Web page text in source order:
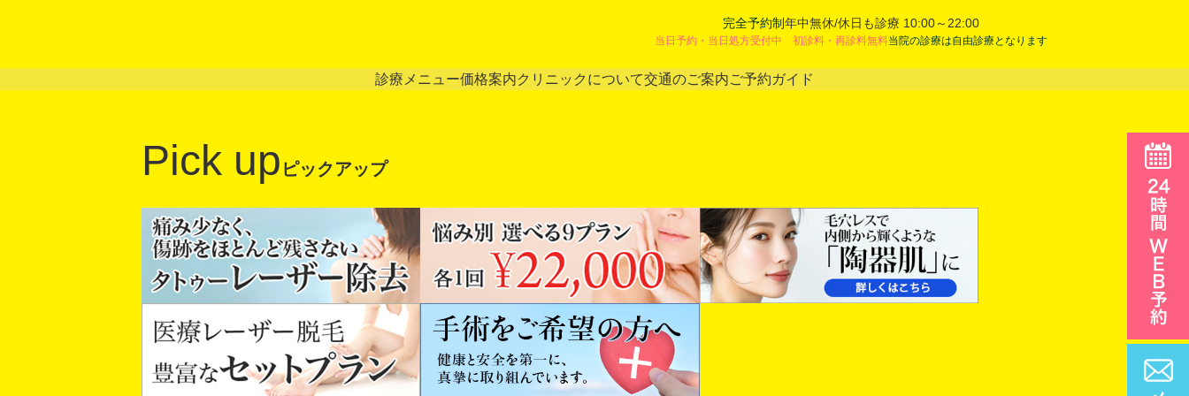
完全予約制年中無休/休日も診療 10:00～22:00
当日予約・当日処方受付中 初診料・再診料無料当院の診療は自由診療となります
診療メニュー価格案内クリニックについて交通のご案内ご予約ガイド
Pick up ピックアップ